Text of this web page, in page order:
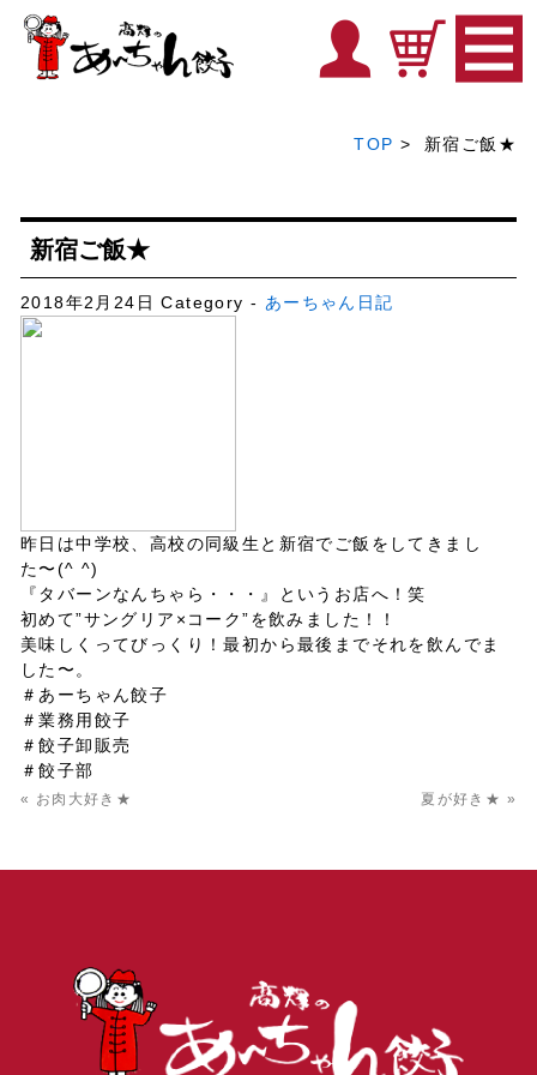
TOP > 新宿ご飯★
新宿ご飯★
2018年2月24日 Category - あーちゃん日記
昨日は中学校、高校の同級生と新宿でご飯をしてきまし
た〜(^ ^)
『タバーンなんちゃら・・・』というお店へ！笑
初めて”サングリア×コーク”を飲みました！！
美味しくってびっくり！最初から最後までそれを飲んでま
した〜。
＃あーちゃん餃子
＃業務用餃子
＃餃子卸販売
＃餃子部
« お肉大好き★ 夏が好き★ »